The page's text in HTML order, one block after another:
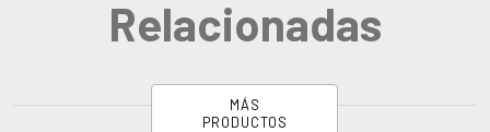
Relacionadas
MÁS
PRODUCTOS